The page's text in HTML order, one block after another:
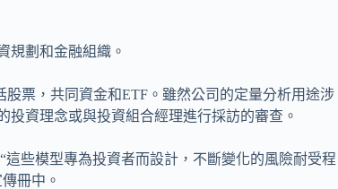
規劃和金融組織。
股票，共同資金和ETF。雖然公司的定量分析用途涉
資理念或與投資組合經理進行採訪的審查。
些模型專為投資者而設計，不斷變化的風險耐受程
冊中。